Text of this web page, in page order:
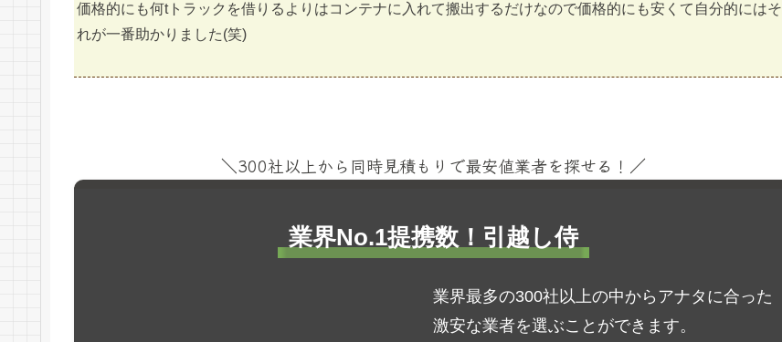
価格的にも何tトラックを借りるよりはコンテナに入れて搬出するだけなので価格的にも安くて自分的にはそ
れが一番助かりました(笑)
＼300社以上から同時見積もりで最安値業者を探せる！／
業界No.1提携数！引越し侍
業界最多の300社以上の中からアナタに合った
激安な業者を選ぶことができます。